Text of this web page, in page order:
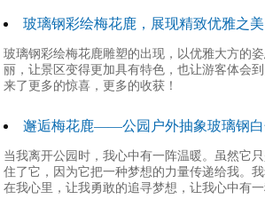
玻璃钢彩绘梅花鹿，展现精致优雅之美
玻璃钢彩绘梅花鹿雕塑的出现，以优雅大方的
丽，让景区变得更加具有特色，也让游客体会
来了更多的惊喜，更多的收获！
邂逅梅花鹿——公园户外抽象玻璃钢白
当我离开公园时，我心中有一阵温暖。虽然它
住了它，因为它把一种梦想的力量传递给我。
在我心里，让我勇敢的追寻梦想，让我心中有一